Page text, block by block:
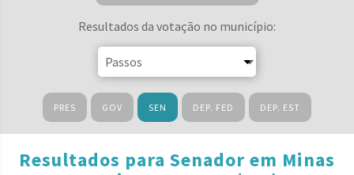
Resultados da votação no município:
PRES GOV SEN DEP. FED DEP. EST
Resultados para Senador em Minas